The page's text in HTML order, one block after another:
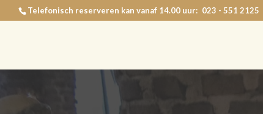
Telefonisch reserveren kan vanaf 14.00 uur: 023 - 551 2125